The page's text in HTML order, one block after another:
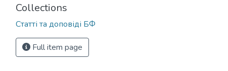
Collections
Статті та доповіді БФ
Full item page